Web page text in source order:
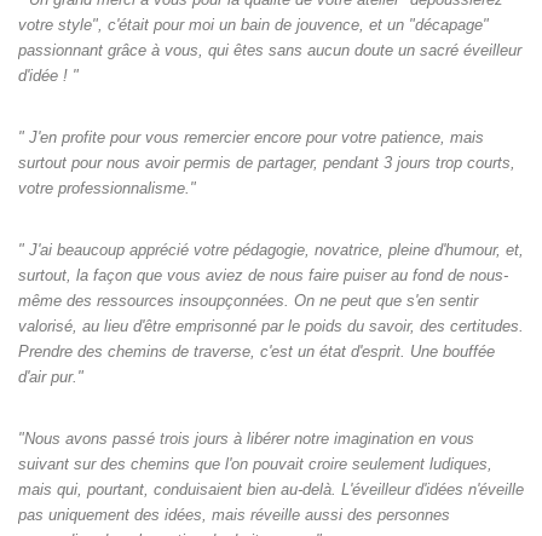
votre style", c'était pour moi un bain de jouvence, et un "décapage"
passionnant grâce à vous, qui êtes sans aucun doute un sacré éveilleur
d'idée ! "
" J'en profite pour vous remercier encore pour votre patience, mais
surtout pour nous avoir permis de partager, pendant 3 jours trop courts,
votre professionnalisme."
" J'ai beaucoup apprécié votre pédagogie, novatrice, pleine d'humour, et,
surtout, la façon que vous aviez de nous faire puiser au fond de nous-
même des ressources insoupçonnées. On ne peut que s'en sentir
valorisé, au lieu d'être emprisonné par le poids du savoir, des certitudes.
Prendre des chemins de traverse, c'est un état d'esprit. Une bouffée
d'air pur."
"Nous avons passé trois jours à libérer notre imagination en vous
suivant sur des chemins que l'on pouvait croire seulement ludiques,
mais qui, pourtant, conduisaient bien au-delà. L'éveilleur d'idées n'éveille
pas uniquement des idées, mais réveille aussi des personnes